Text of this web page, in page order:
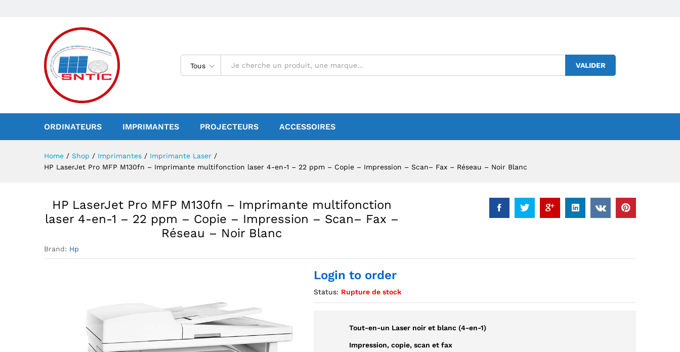
Tous VALIDER
ORDINATEURS IMPRIMANTES PROJECTEURS ACCESSOIRES
Home / Shop / Imprimantes / Imprimante Laser /
HP LaserJet Pro MFP M130fn – Imprimante multifonction laser 4-en-1 – 22 ppm – Copie – Impression – Scan– Fax – Réseau – Noir Blanc
HP LaserJet Pro MFP M130fn – Imprimante multifonction
laser 4-en-1 – 22 ppm – Copie – Impression – Scan– Fax –
Réseau – Noir Blanc
Brand: Hp
Login to order
Status: Rupture de stock
Tout-en-un Laser noir et blanc (4-en-1)
Impression, copie, scan et fax